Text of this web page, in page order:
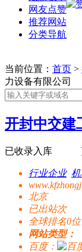
网友点赞
推荐网站
分类导航
当前位置： 首页 >
力设备有限公司
开封中交建
已收录入库
行业企业
北京
已出站次
全球排名0位
网站类型：
百度：